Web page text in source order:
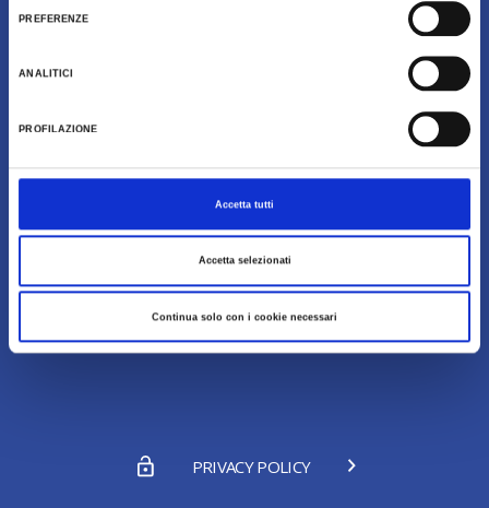
PREFERENZE
ANALITICI
PROFILAZIONE
Accetta tutti
Accetta selezionati
Continua solo con i cookie necessari
Chi Siamo
Contatti
PRIVACY POLICY